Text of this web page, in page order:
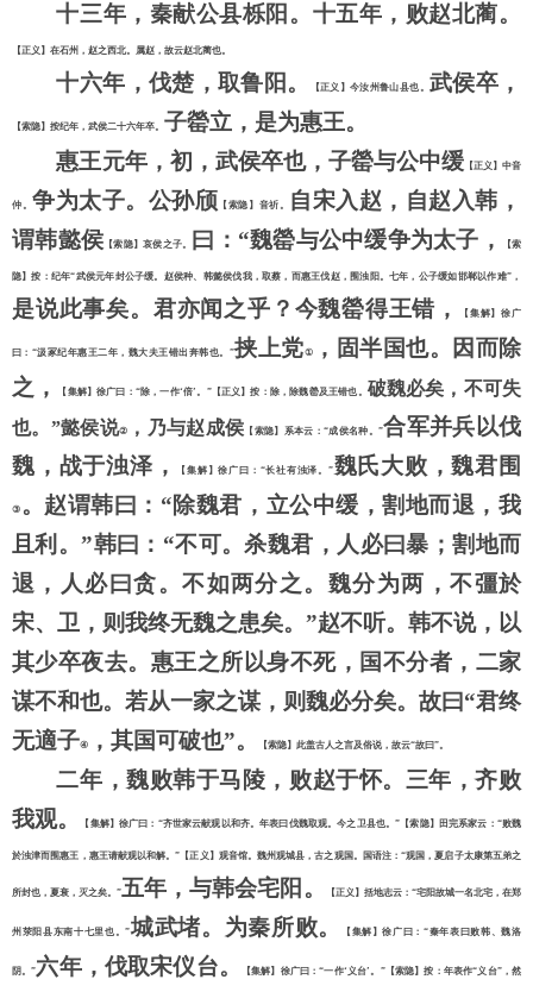
十三年，秦献公县栎阳。十五年，败赵北蔺。
【正义】在石州，赵之西北。属赵，故云赵北蔺也。
十六年，伐楚，取鲁阳。 【正义】今汝州鲁山县也。 武侯卒，
【索隐】按纪年，武侯二十六年卒。 子罃立，是为惠王。
惠王元年，初，武侯卒也，子罃与公中缓 【正义】中音
仲。 争为太子。公孙颀 【索隐】音祈。
自宋入赵，自赵入韩，
谓韩懿侯 【索隐】哀侯之子。 曰： “魏罃与公中缓争为太子， 【索
隐】按：纪年“武侯元年封公子缓。赵侯种、韩懿侯伐我，取蔡，而惠王伐赵，围浊阳。七年，公子缓如邯郸以作难”，
是说此事矣。君亦闻之乎？今魏罃得王错， 【集解】徐广
曰： “汲冢纪年惠王二年，魏大夫王错出奔韩也。”挟上党①
，固半国也。因而除
之，
【集解】徐广曰： “除，一作‘倍’。”【正义】按：除，除魏罃及王错也。 破魏必矣，不可失
也。 ”懿侯说② ，乃与赵成侯 【索隐】系本云：“成侯名种。”合军并兵以伐
魏，战于浊泽，
【集解】徐广曰： “长社有浊泽。”魏氏大败，魏君围
③ 。赵谓韩曰： “除魏君，立公中缓，割地而退，我
且利。”韩曰：“不可。杀魏君，人必曰暴；割地而
退，人必曰贪。不如两分之。魏分为两，不彊於
宋、卫，则我终无魏之患矣。”赵不听。韩不说，以
其少卒夜去。惠王之所以身不死，国不分者，二家
谋不和也。若从一家之谋，则魏必分矣。故曰“君终
无適子④ ，其国可破也”。 【索隐】此盖古人之言及俗说，故云“故曰”。
二年，魏败韩于马陵，败赵于怀。三年，齐败
我观。
【集解】徐广曰： “齐世家云献观以和齐。年表曰伐魏取观。今之卫县也。”【索隐】田完系家云：“败魏
於浊津而围惠王，惠王请献观以和解。”【正义】观音馆。魏州观城县，古之观国。国语注：“观国，夏启子太康第五弟之
所封也，夏衰，灭之矣。”五年，与韩会宅阳。 【正义】括地志云： “宅阳故城一名北宅，在郑
州荥阳县东南十七里也。”城武堵。为秦所败。 【集解】徐广曰：“秦年表曰败韩、魏洛
阴。”六年，伐取宋仪台。 【集解】徐广曰：“一作‘义台’。”【索隐】按：年表作“义台”，然